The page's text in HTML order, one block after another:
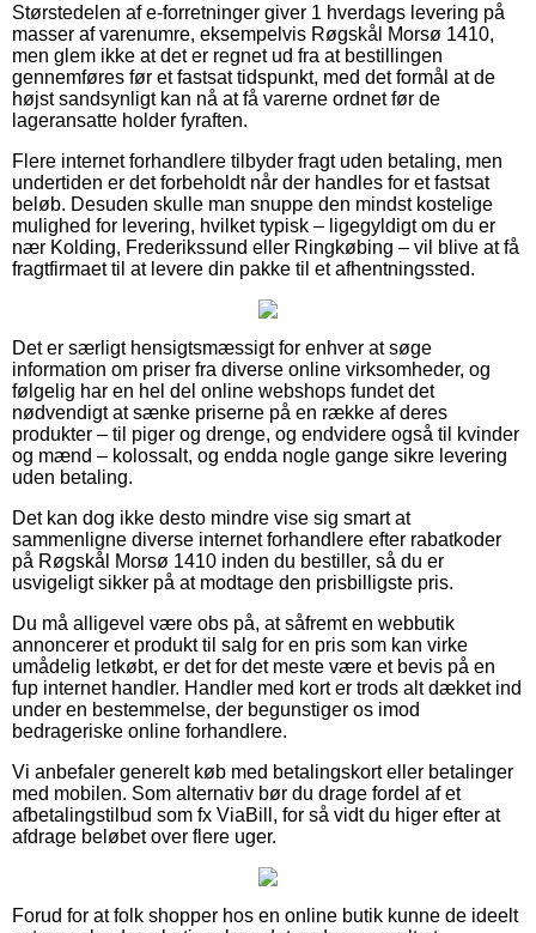
Størstedelen af e-forretninger giver 1 hverdags levering på
masser af varenumre, eksempelvis Røgskål Morsø 1410,
men glem ikke at det er regnet ud fra at bestillingen
gennemføres før et fastsat tidspunkt, med det formål at de
højst sandsynligt kan nå at få varerne ordnet før de
lageransatte holder fyraften.
Flere internet forhandlere tilbyder fragt uden betaling, men
undertiden er det forbeholdt når der handles for et fastsat
beløb. Desuden skulle man snuppe den mindst kostelige
mulighed for levering, hvilket typisk – ligegyldigt om du er
nær Kolding, Frederikssund eller Ringkøbing – vil blive at få
fragtfirmaet til at levere din pakke til et afhentningssted.
Det er særligt hensigtsmæssigt for enhver at søge
information om priser fra diverse online virksomheder, og
følgelig har en hel del online webshops fundet det
nødvendigt at sænke priserne på en række af deres
produkter – til piger og drenge, og endvidere også til kvinder
og mænd – kolossalt, og endda nogle gange sikre levering
uden betaling.
Det kan dog ikke desto mindre vise sig smart at
sammenligne diverse internet forhandlere efter rabatkoder
på Røgskål Morsø 1410 inden du bestiller, så du er
usvigeligt sikker på at modtage den prisbilligste pris.
Du må alligevel være obs på, at såfremt en webbutik
annoncerer et produkt til salg for en pris som kan virke
umådelig letkøbt, er det for det meste være et bevis på en
fup internet handler. Handler med kort er trods alt dækket ind
under en bestemmelse, der begunstiger os imod
bedrageriske online forhandlere.
Vi anbefaler generelt køb med betalingskort eller betalinger
med mobilen. Som alternativ bør du drage fordel af et
afbetalingstilbud som fx ViaBill, for så vidt du higer efter at
afdrage beløbet over flere uger.
Forud for at folk shopper hos en online butik kunne de ideelt